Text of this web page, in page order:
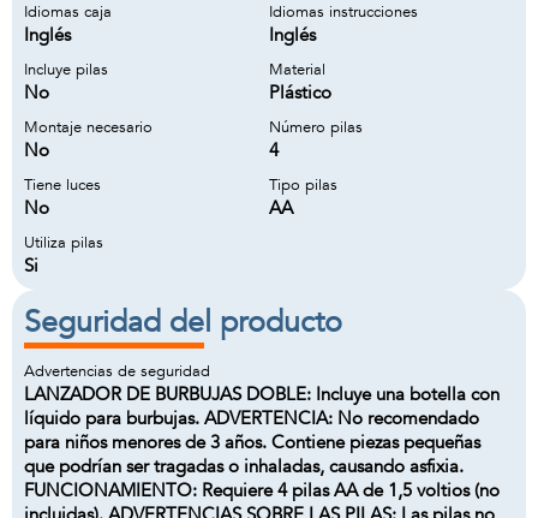
Idiomas caja
Inglés
Idiomas instrucciones
Inglés
Incluye pilas
No
Material
Plástico
Montaje necesario
No
Número pilas
4
Tiene luces
No
Tipo pilas
AA
Utiliza pilas
Si
Seguridad del producto
Advertencias de seguridad
LANZADOR DE BURBUJAS DOBLE: Incluye una botella con
líquido para burbujas. ADVERTENCIA: No recomendado
para niños menores de 3 años. Contiene piezas pequeñas
que podrían ser tragadas o inhaladas, causando asfixia.
FUNCIONAMIENTO: Requiere 4 pilas AA de 1,5 voltios (no